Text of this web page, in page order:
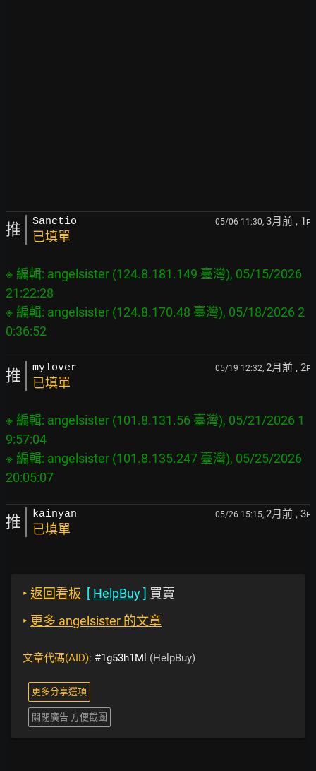
推 Sanctio 05/06 11:30, 3月前 , 1 F
已填單
※ 編輯: angelsister (124.8.181.149 臺灣), 05/15/2026
21:22:28
※ 編輯: angelsister (124.8.170.48 臺灣), 05/18/2026 2
推 mylover 05/19 12:32, 2月前 , 2F
已填單
※ 編輯: angelsister (101.8.131.56 臺灣), 05/21/2026 1
9:57:04
※ 編輯: angelsister (101.8.135.247 臺灣), 05/25/2026
推 kainyan 05/26 15:15, 2月前 , 3F
已填單
‣ 返回看板 [ HelpBuy] 買賣
‣ 更多 angelsister 的文章
文章代碼(AID): #1g53h1Ml (HelpBuy)
更多分享選項
關閉廣告 方便截圖